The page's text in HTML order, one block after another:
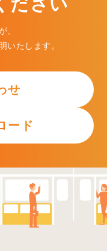
ださい
、
いたします。
せ
ード